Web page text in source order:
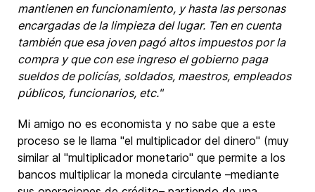
mantienen en funcionamiento, y hasta las personas
encargadas de la limpieza del lugar. Ten en cuenta
también que esa joven pagó altos impuestos por la
compra y que con ese ingreso el gobierno paga
sueldos de policías, soldados, maestros, empleados
públicos, funcionarios, etc."
Mi amigo no es economista y no sabe que a este
proceso se le llama "el multiplicador del dinero" (muy
similar al "multiplicador monetario" que permite a los
bancos multiplicar la moneda circulante –mediante